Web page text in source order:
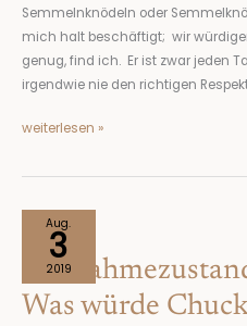
Semmelnknödeln oder
mich halt beschäftigt; wir
genug, find ich. Er ist zwar jeden
irgendwie nie den richtigen
weiterlesen »
Aug.
3
2019
Was würde
Ausnahmezustand
Kaffeekranzerl!
Was
würde
Chuck